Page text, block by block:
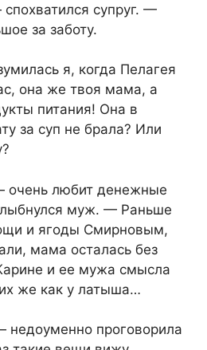
супруг. —
за заботу.
я, когда Пелагея
она же твоя мама, а
питания! Она в
за суп не брала? Или
любит денежные
муж. — Раньше
и ягоды Смирновым,
мама осталась без
и ее мужа смысла
же как у латыша…
проговорила